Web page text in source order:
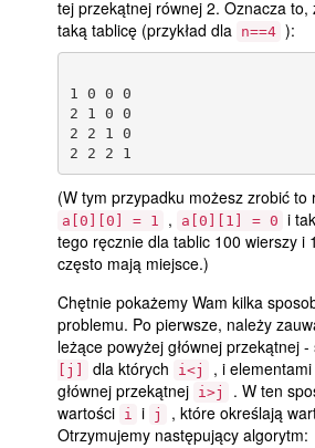
tej przekątnej równej 2. Oznacza to,
taką tablicę (przykład dla n==4 ):
1 0 0 0
2 1 0 0
2 2 1 0
(W tym przypadku możesz zrobić to
a[0][0] = 1 , a[0][1] = 0 i
tego ręcznie dla tablic 100 wierszy i
często mają miejsce.)
Chętnie pokażemy Wam kilka
problemu. Po pierwsze, należy
leżące powyżej głównej przekątnej
[j]
dla których i<j
, i
głównej przekątnej i>j
. W ten
wartości i i j , które określają
Otrzymujemy następujący algorytm: